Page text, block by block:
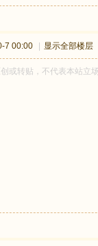
7 00:00 显示全部楼层
或转贴，不代表本站立